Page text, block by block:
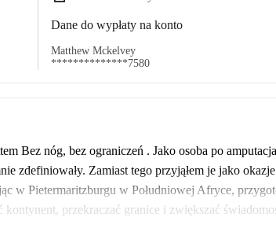
Dane do wypłaty na konto
Matthew Mckelvey
**************7580
Bez nóg, bez ograniczeń . Jako osoba po
zdefiniowały. Zamiast tego przyjąłem je jako
w Pietermaritzburgu w Południowej Afryce,
przekraczać granice i zwiększać